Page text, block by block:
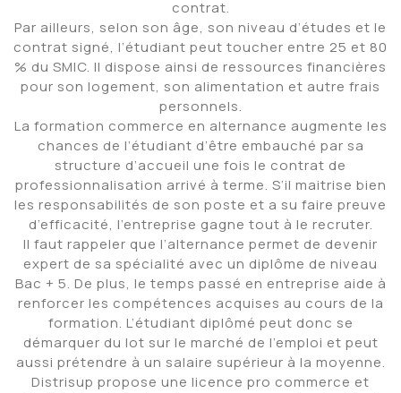
contrat.
Par ailleurs, selon son âge, son niveau d’études et le
contrat signé, l’étudiant peut toucher entre 25 et 80
% du SMIC. Il dispose ainsi de ressources financières
pour son logement, son alimentation et autre frais
personnels.
La formation commerce en alternance augmente les
chances de l’étudiant d’être embauché par sa
structure d’accueil une fois le contrat de
professionnalisation arrivé à terme. S’il maitrise bien
les responsabilités de son poste et a su faire preuve
d’efficacité, l’entreprise gagne tout à le recruter.
Il faut rappeler que l’alternance permet de devenir
expert de sa spécialité avec un diplôme de niveau
Bac + 5. De plus, le temps passé en entreprise aide à
renforcer les compétences acquises au cours de la
formation. L’étudiant diplômé peut donc se
démarquer du lot sur le marché de l’emploi et peut
aussi prétendre à un salaire supérieur à la moyenne.
Distrisup propose une licence pro commerce et